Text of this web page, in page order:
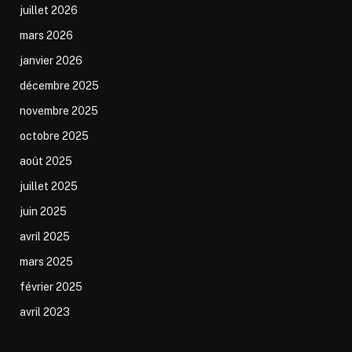
juillet 2026
mars 2026
janvier 2026
décembre 2025
novembre 2025
octobre 2025
août 2025
juillet 2025
juin 2025
avril 2025
mars 2025
février 2025
avril 2023